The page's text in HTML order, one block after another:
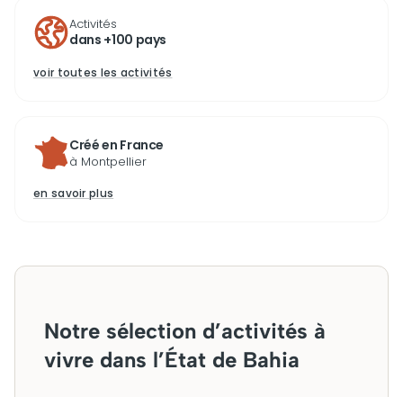
Activités
dans +100 pays
voir toutes les activités
Créé en France
à Montpellier
en savoir plus
Notre sélection d’activités à
vivre dans l’État de Bahia